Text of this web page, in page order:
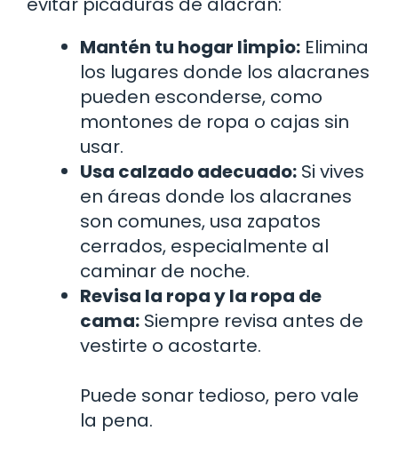
Mantén tu hogar limpio: Elimina
los lugares donde los alacranes
pueden esconderse, como
montones de ropa o cajas sin
usar.
Usa calzado adecuado: Si vives
en áreas donde los alacranes
son comunes, usa zapatos
cerrados, especialmente al
caminar de noche.
Revisa la ropa y la ropa de
cama: Siempre revisa antes de
vestirte o acostarte.
Puede sonar tedioso, pero vale
la pena.